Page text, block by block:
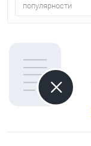
популярности